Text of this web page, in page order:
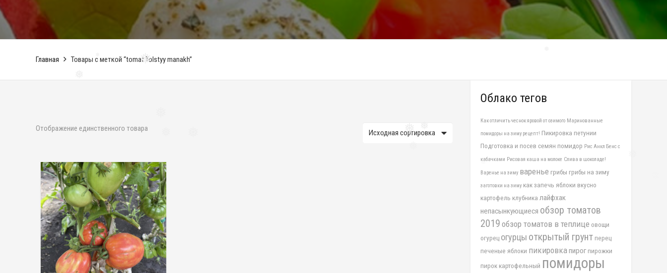
❅
❅
Главная Товары с меткой “tomat Tolstyy manakh”
Отображение единственного товара
Облако тегов
Как отличить чеснок яровой от озимого Маринованные
помидоры на зиму рецепт! Пикировка петунии
Подготовка и посев семян помидор Рис Анкл Бенс с
кабачками Рисовая каша на молоке Слива в шоколаде!
Варенье на зиму варенье грибы грибы на зиму
заготовки на зиму как запечь яблоки вкусно
картофель клубника лайфхак
непасынкующиеся обзор томатов
2019 обзор томатов в теплице овощи
огурец огурцы открытый грунт перец
печеные яблоки пикировкапирог пирожки
пирок картофельный помидоры